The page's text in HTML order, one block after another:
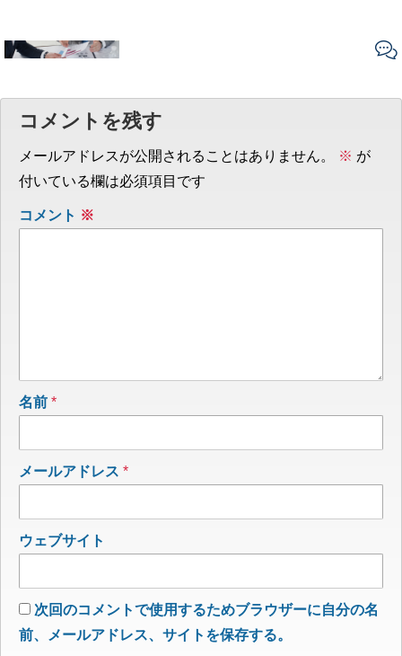
コメントを残す
メールアドレスが公開されることはありません。 ※ が
付いている欄は必須項目です
コメント ※
名前 *
メールアドレス *
ウェブサイト
次回のコメントで使用するためブラウザーに自分の名
前、メールアドレス、サイトを保存する。